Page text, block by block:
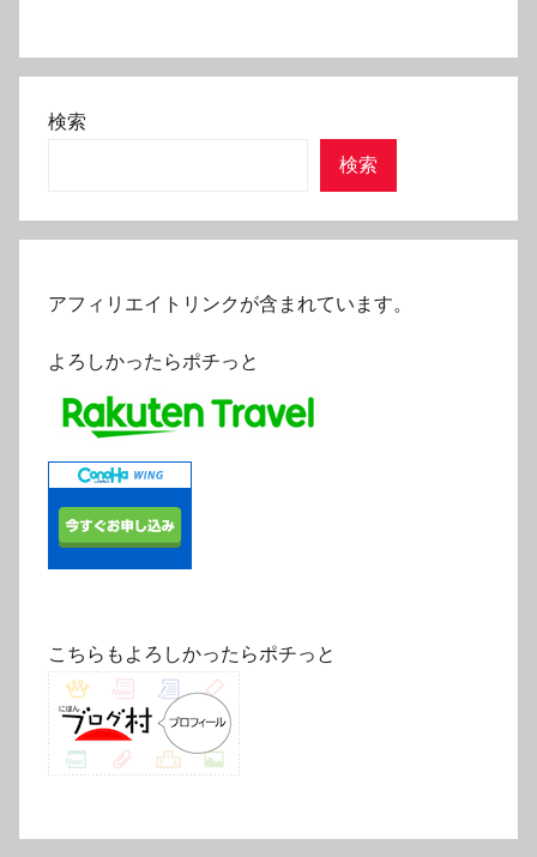
検索
検索
アフィリエイトリンクが含まれています。
よろしかったらポチっと
こちらもよろしかったらポチっと